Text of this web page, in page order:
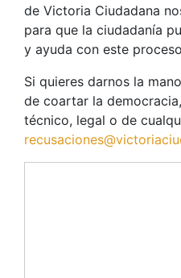
de Victoria Ciudadana
para que la ciudadanía
y ayuda con este
Si quieres darnos la
de coartar la
técnico, legal o de